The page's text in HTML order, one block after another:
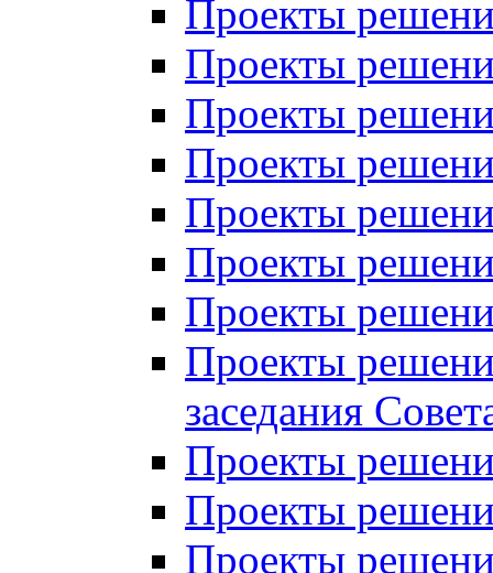
Проекты
Проекты
Проекты
Проекты
Проекты
Проекты
Проекты
Проекты
заседания
Проекты
Проекты
Проекты